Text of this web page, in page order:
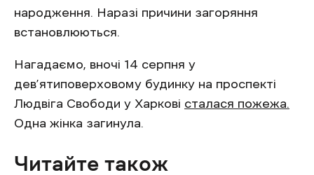
народження. Наразі причини загоряння
встановлюються.
Нагадаємо, вночі 14 серпня у
дев’ятиповерховому будинку на проспекті
Людвіга Свободи у Харкові сталася пожежа.
Одна жінка загинула.
Читайте також